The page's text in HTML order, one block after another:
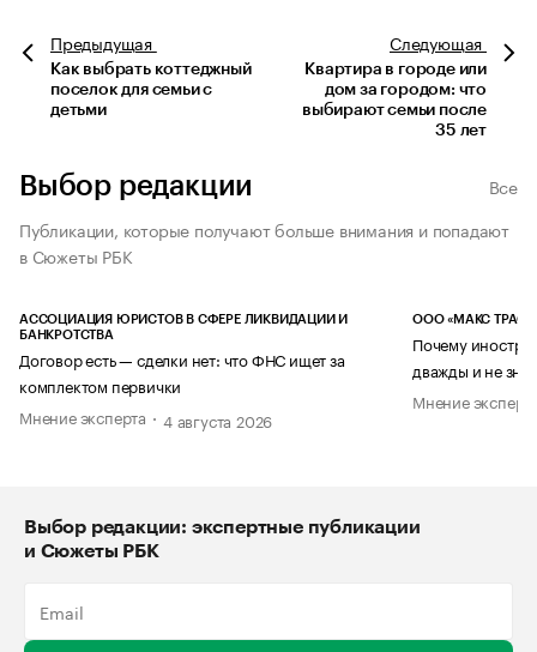
Предыдущая
Как выбрать коттеджный
поселок для семьи с
детьми
Следующая
Квартира в городе или
дом за городом: что
выбирают семьи после
35 лет
Выбор редакции
Все
Публикации, которые получают больше внимания и попадают
в Сюжеты РБК
АССОЦИАЦИЯ ЮРИСТОВ В СФЕРЕ ЛИКВИДАЦИИ И
БАНКРОТСТВА
Договор есть — сделки нет: что ФНС ищет за
комплектом первички
Мнение эксперта
4 августа 2026
ООО «МАКС ТРАСТ»
Почему
дважды и не
Мнение
Выбор редакции: экспертные публикации
и Сюжеты РБК